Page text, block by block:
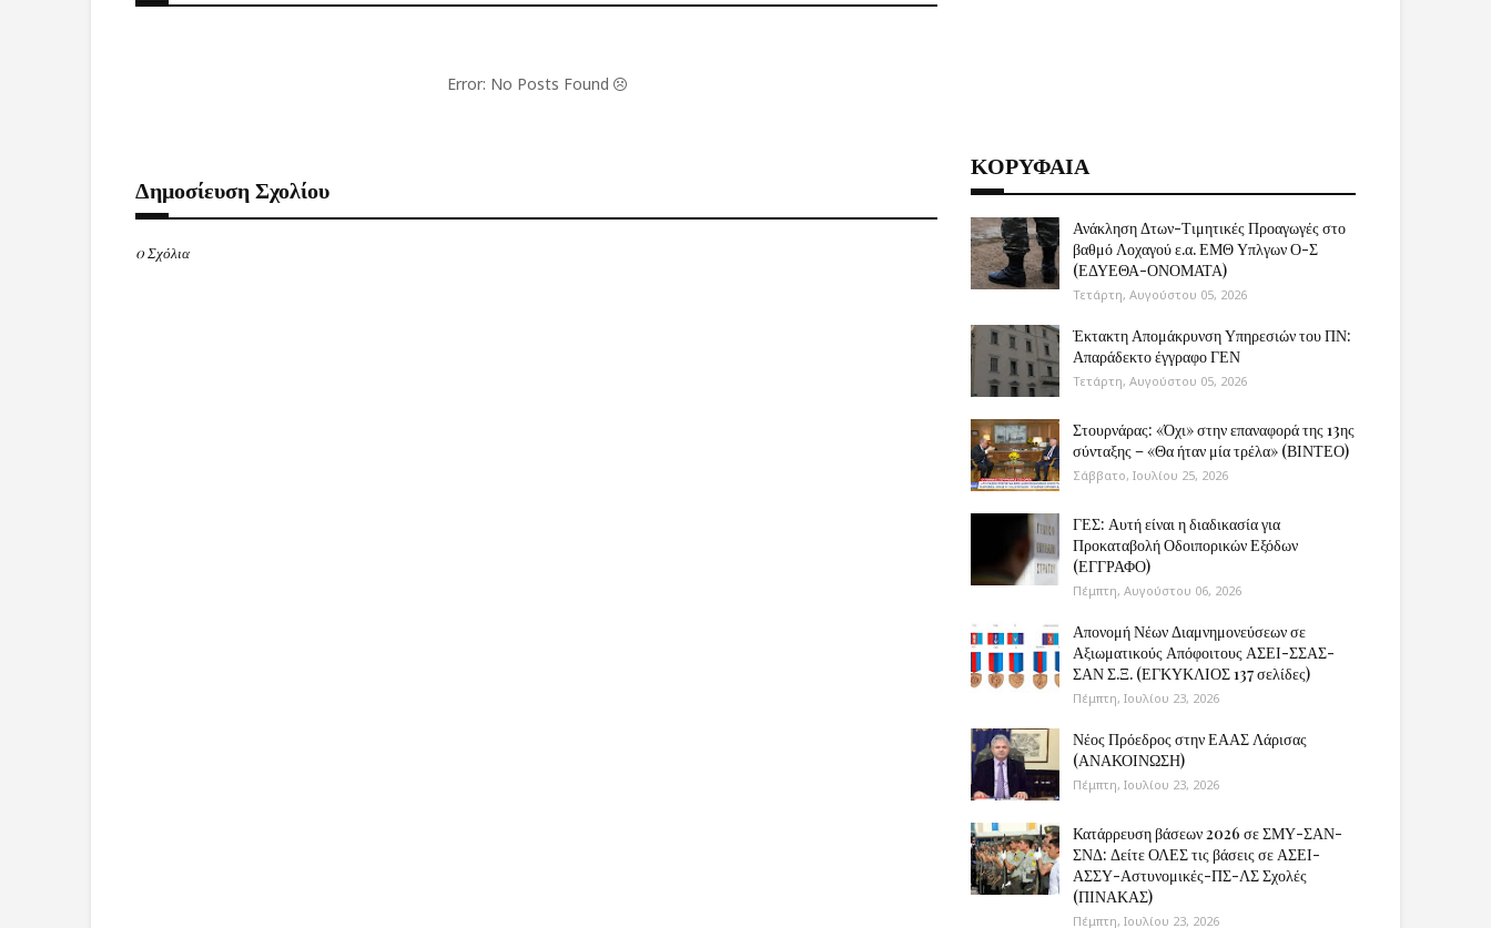
Error: No Posts Found
Δημοσίευση Σχολίου
0 Σχόλια
ΚΟΡΥΦΑΙΑ
Ανάκληση Δτων-Τιμητικές Προαγωγές στο
βαθμό Λοχαγού ε.α. ΕΜΘ Υπλγων Ο-Σ
(ΕΔΥΕΘΑ-ΟΝΟΜΑΤΑ)
Τετάρτη, Αυγούστου 05, 2026
Έκτακτη Απομάκρυνση Υπηρεσιών του ΠΝ:
Απαράδεκτο έγγραφο ΓΕΝ
Τετάρτη, Αυγούστου 05, 2026
Στουρνάρας: «Όχι» στην επαναφορά της 13ης
σύνταξης – «Θα ήταν μία τρέλα» (ΒΙΝΤΕΟ)
Σάββατο, Ιουλίου 25, 2026
ΓΕΣ: Αυτή είναι η διαδικασία για
Προκαταβολή Οδοιπορικών Εξόδων
(ΕΓΓΡΑΦΟ)
Πέμπτη, Αυγούστου 06, 2026
Απονομή Νέων Διαμνημονεύσεων σε
Αξιωματικούς Απόφοιτους ΑΣΕΙ-ΣΣΑΣ-
ΣΑΝ Σ.Ξ. (ΕΓΚΥΚΛΙΟΣ 137 σελίδες)
Πέμπτη, Ιουλίου 23, 2026
Νέος Πρόεδρος στην ΕΑΑΣ Λάρισας
(ΑΝΑΚΟΙΝΩΣΗ)
Πέμπτη, Ιουλίου 23, 2026
Κατάρρευση βάσεων 2026 σε ΣΜΥ-ΣΑΝ-
ΣΝΔ: Δείτε ΟΛΕΣ τις βάσεις σε ΑΣΕΙ-
ΑΣΣΥ-Αστυνομικές-ΠΣ-ΛΣ Σχολές
(ΠΙΝΑΚΑΣ)
Πέμπτη, Ιουλίου 23, 2026